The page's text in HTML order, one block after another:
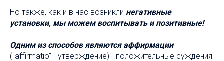
Но также, как и в нас возникли негативные
установки, мы можем воспитывать и позитивные!
Одним из способов являются аффирмации
("affirmatio" - утверждение) - положительные суждения